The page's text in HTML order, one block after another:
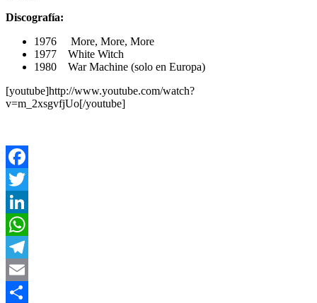
Discografía:
1976 More, More, More
1977 White Witch
1980 War Machine (solo en Europa)
[youtube]http://www.youtube.com/watch?
v=m_2xsgvfjUo[/youtube]
Facebook
Twitter
LinkedIn
WhatsApp
Telegram
Email